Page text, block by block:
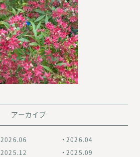
アーカイブ
2026.06 2026.04
2025.12 2025.09